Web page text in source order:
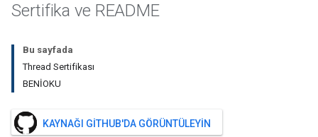
Sertifika ve README
Bu sayfada
Thread Sertifikası
BENİOKU
KAYNAĞI GITHUB'DA GÖRÜNTÜLEYIN